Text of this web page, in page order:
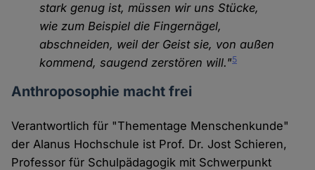
stark genug ist, müssen wir uns Stücke,
wie zum Beispiel die Fingernägel,
abschneiden, weil der Geist sie, von außen
kommend, saugend zerstören will."5
Anthroposophie macht frei
Verantwortlich für "Thementage Menschenkunde"
der Alanus Hochschule ist Prof. Dr. Jost Schieren,
Professor für Schulpädagogik mit Schwerpunkt